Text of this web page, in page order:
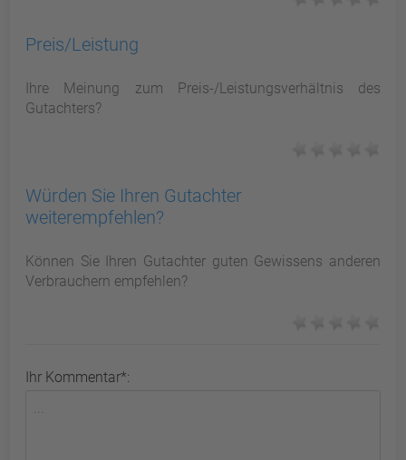
Preis/Leistung
Ihre Meinung zum Preis-/Leistungsverhältnis des
Gutachters?
Würden Sie Ihren Gutachter
weiterempfehlen?
Können Sie Ihren Gutachter guten Gewissens anderen
Verbrauchern empfehlen?
Ihr Kommentar*: